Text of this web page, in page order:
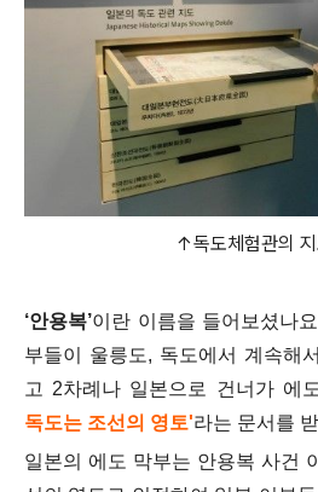
↑독도체험관의
‘안용복’이란 이름을 들어보셨나
부들이 울릉도, 독도에서 계속해
고 2차례나 일본으로 건너가 에
독도는 조선의 영토'라는 문서를
일본의 에도 막부는 안용복 사건